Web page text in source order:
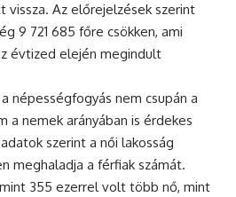
vissza. Az előrejelzések szerint
9 721 685 főre csökken, ami
évtized elején megindult
népességfogyás nem csupán a
a nemek arányában is érdekes
szerint a női lakosság
meghaladja a férfiak számát.
355 ezerrel volt több nő, mint